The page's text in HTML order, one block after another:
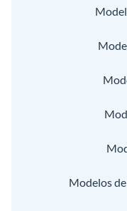
Modelos